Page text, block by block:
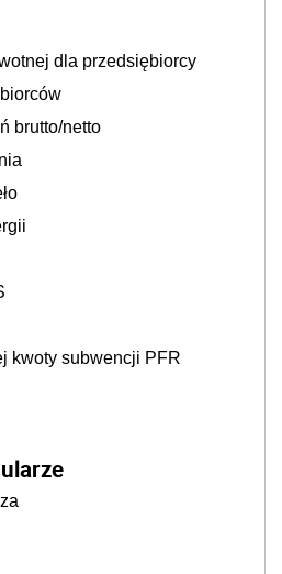
dla przedsiębiorcy
brutto/netto
kwoty subwencji PFR